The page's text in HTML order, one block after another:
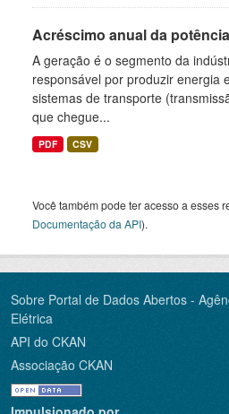
Acréscimo anual da
A geração é o segmento da
responsável por produzir energia
sistemas de transporte
que chegue...
PDF CSV
Você também pode ter acesso a esses
Documentação da API).
Sobre Portal de Dados Abertos -
Elétrica
API do CKAN
Associação CKAN